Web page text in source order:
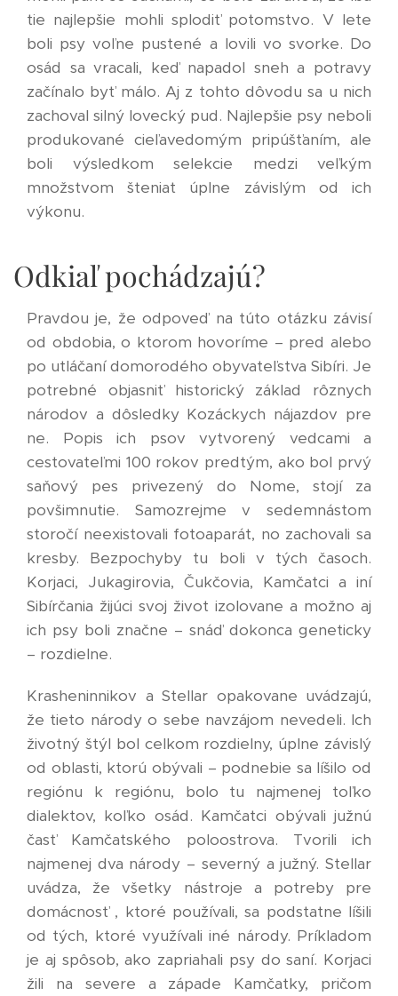
tie najlepšie mohli splodiť potomstvo. V lete
boli psy voľne pustené a lovili vo svorke. Do
osád sa vracali, keď napadol sneh a potravy
začínalo byť málo. Aj z tohto dôvodu sa u nich
zachoval silný lovecký pud. Najlepšie psy neboli
produkované cieľavedomým pripúšťaním, ale
boli výsledkom selekcie medzi veľkým
množstvom šteniat úplne závislým od ich
výkonu.
Odkiaľ pochádzajú?
Pravdou je, že odpoveď na túto otázku závisí
od obdobia, o ktorom hovoríme – pred alebo
po utláčaní domorodého obyvateľstva Sibíri. Je
potrebné objasniť historický základ rôznych
národov a dôsledky Kozáckych nájazdov pre
ne. Popis ich psov vytvorený vedcami a
cestovateľmi 100 rokov predtým, ako bol prvý
saňový pes privezený do Nome, stojí za
povšimnutie. Samozrejme v sedemnástom
storočí neexistovali fotoaparát, no zachovali sa
kresby. Bezpochyby tu boli v tých časoch.
Korjaci, Jukagirovia, Čukčovia, Kamčatci a iní
Sibírčania žijúci svoj život izolovane a možno aj
ich psy boli značne – snáď dokonca geneticky
– rozdielne.
Krasheninnikov a Stellar opakovane uvádzajú,
že tieto národy o sebe navzájom nevedeli. Ich
životný štýl bol celkom rozdielny, úplne závislý
od oblasti, ktorú obývali – podnebie sa líšilo od
regiónu k regiónu, bolo tu najmenej toľko
dialektov, koľko osád. Kamčatci obývali južnú
časť Kamčatského poloostrova. Tvorili ich
najmenej dva národy – severný a južný. Stellar
uvádza, že všetky nástroje a potreby pre
domácnosť , ktoré používali, sa podstatne líšili
od tých, ktoré využívali iné národy. Príkladom
je aj spôsob, ako zapriahali psy do saní. Korjaci
žili na severe a západe Kamčatky, pričom